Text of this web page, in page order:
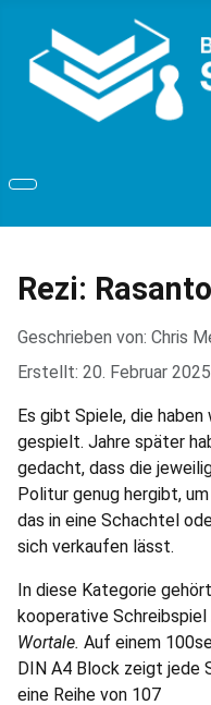
Rezi:
Geschrieben von: Chris
Erstellt: 20. Februar 2025
Es gibt Spiele, die
gespielt. Jahre später
gedacht, dass die
Politur genug hergibt,
das in eine Schachtel
sich verkaufen lässt.
In diese Kategorie
kooperative Schreibspiel
Wortale. Auf einem
DIN A4 Block zeigt jede
eine Reihe von 107